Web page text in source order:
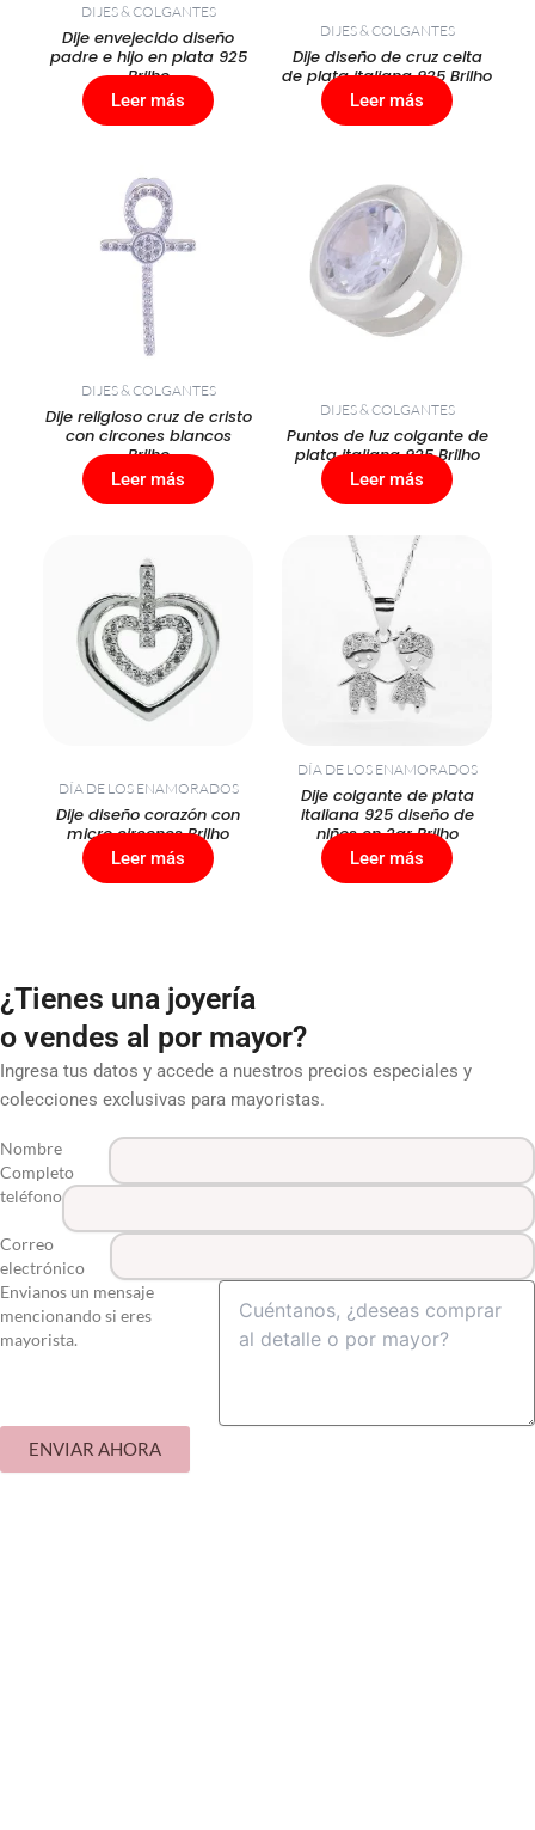
DIJES & COLGANTES
Dije envejecido diseño
padre e hijo en plata 925
Brilho
Leer más
DIJES & COLGANTES
Dije diseño de cruz celta
de plata italiana 925 Brilho
Leer más
DIJES & COLGANTES
Dije religioso cruz de cristo
con circones blancos
Brilho
Leer más
DIJES & COLGANTES
Puntos de luz colgante de
plata italiana 925 Brilho
Leer más
DÍA DE LOS ENAMORADOS
Dije diseño corazón con
micro circones Brilho
Leer más
DÍA DE LOS ENAMORADOS
Dije colgante de plata
italiana 925 diseño de
niños en 2gr Brilho
Leer más
¿Tienes una joyería
o vendes al por mayor?
Ingresa tus datos y accede a nuestros precios especiales y
colecciones exclusivas para mayoristas.
Nombre
Completo
teléfono
Correo
electrónico
Envianos un mensaje
mencionando si eres
mayorista.
ENVIAR AHORA